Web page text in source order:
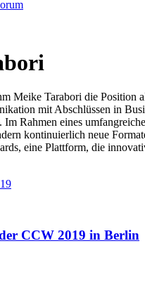
Meike Tarabori die Position
mit Abschlüssen in
Rahmen eines
kontinuierlich neue
eine Plattform, die
CCW 2019 in Berlin